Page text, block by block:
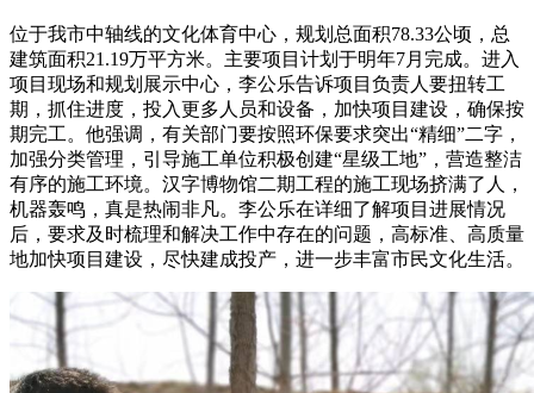
位于我市中轴线的文化体育中心，规划总面积78.33公顷，总
建筑面积21.19万平方米。主要项目计划于明年7月完成。进入
项目现场和规划展示中心，李公乐告诉项目负责人要扭转工
期，抓住进度，投入更多人员和设备，加快项目建设，确保按
期完工。他强调，有关部门要按照环保要求突出“精细”二字，
加强分类管理，引导施工单位积极创建“星级工地”，营造整洁
有序的施工环境。汉字博物馆二期工程的施工现场挤满了人，
机器轰鸣，真是热闹非凡。李公乐在详细了解项目进展情况
后，要求及时梳理和解决工作中存在的问题，高标准、高质量
地加快项目建设，尽快建成投产，进一步丰富市民文化生活。